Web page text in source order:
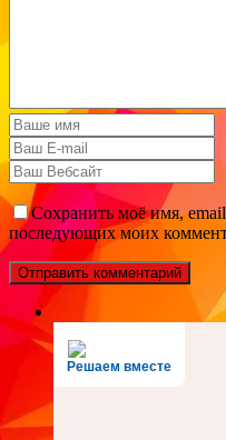
Сохранить моё имя, email
последующих моих
Решаем вместе